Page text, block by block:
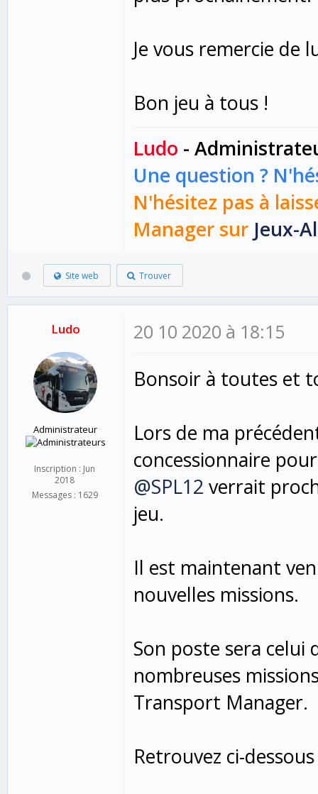
Je vous remercie de
Bon jeu à tous !
Ludo -
Une question ?
N'hésitez pas à
Manager sur Jeux-
Site web Trouver
Ludo
Administrateur
Inscription : Jun
2018
Messages : 1629
20 10 2020 à 18:15
Bonsoir à toutes et
Lors de ma
concessionnaire
@SPL12 verrait
jeu.
Il est maintenant
nouvelles missions.
Son poste sera
nombreuses
Transport Manager.
Retrouvez ci-